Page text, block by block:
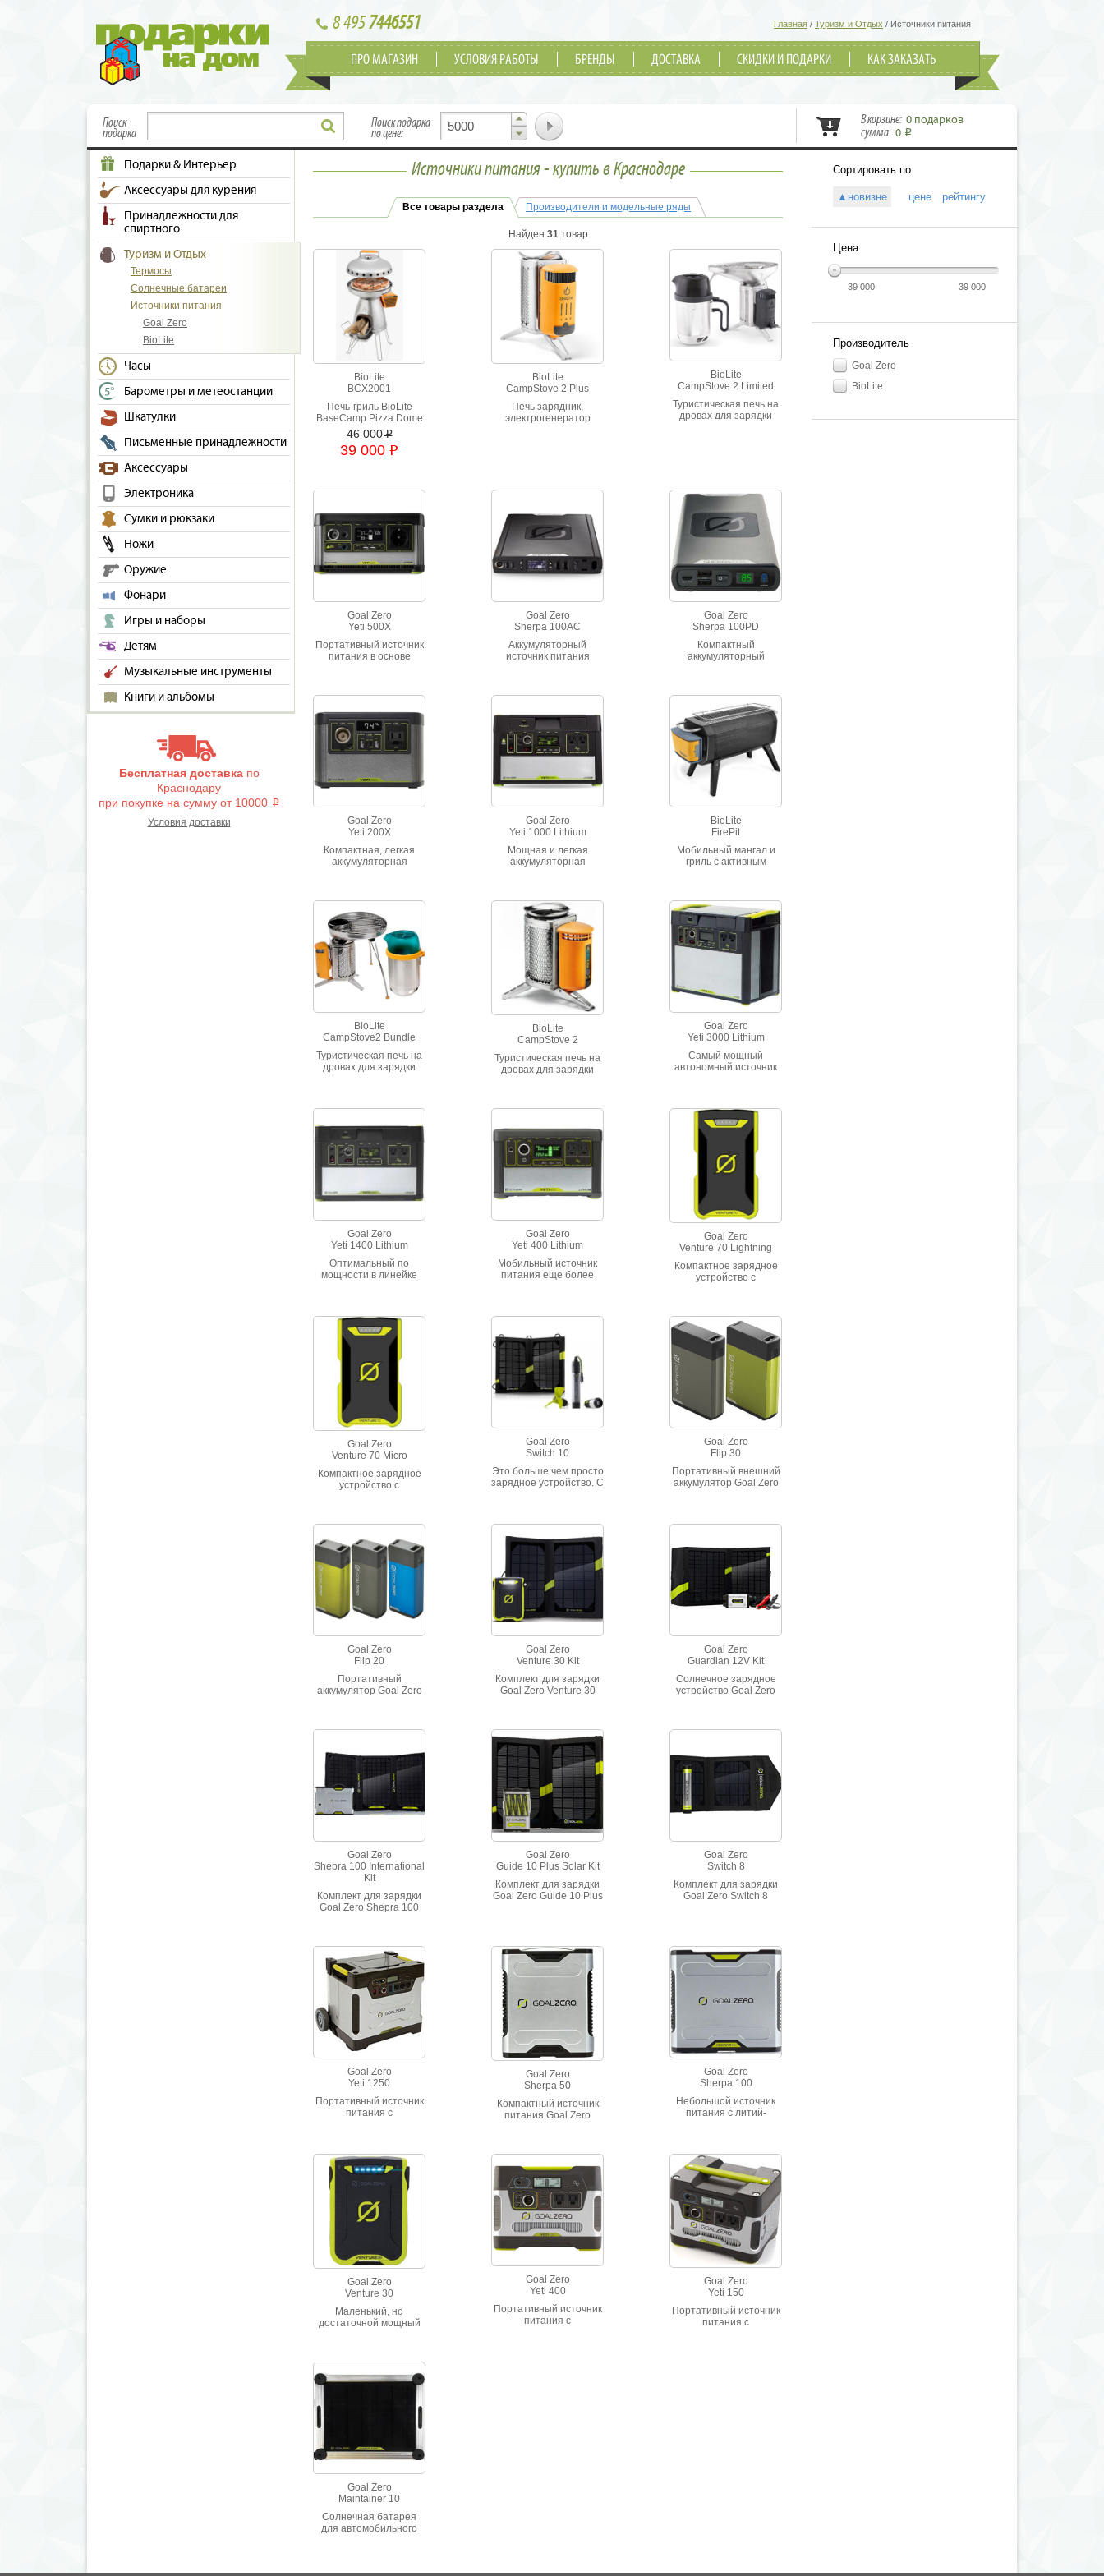
8 4957446551 Главная / Туризм и Отдых / Источники питания
ПРО МАГАЗИН УСЛОВИЯ РАБОТЫ БРЕНДЫ ДОСТАВКА СКИДКИ И ПОДАРКИ КАК ЗАКАЗАТЬ
Поиск
подарка
Поиск подарка
по цене:
В корзине: 0 подарков
сумма: 0 i
Подарки & Интерьер
Аксессуары для курения
Принадлежности для
спиртного
Туризм и Отдых
Термосы
Солнечные батареи
Источники питания
Goal Zero
BioLite
Часы
Барометры и метеостанции
Шкатулки
Письменные принадлежности
Аксессуары
Электроника
Сумки и рюкзаки
Ножи
Оружие
Фонари
Игры и наборы
Детям
Музыкальные инструменты
Книги и альбомы
Бесплатная доставкапо
Краснодару
при покупке на сумму от 10000 i
Условия доставки
Источники питания - купить в Краснодаре
Все товары раздела Производители и модельные ряды
Найден 31товар
BioLite
BCX2001
Печь-гриль BioLite
BaseCamp Pizza Dome
Bundle с
электрогенератором и
набором для
46 000i
39 000 i
BioLite
CampStove 2 Plus
Печь зарядник,
электрогенератор
BioLite
CampStove 2 Limited
Туристическая печь на
дровах для зарядки
Goal Zero
Yeti 500X
Портативный источник
питания в основе
Goal Zero
Sherpa 100AC
Аккумуляторный
источник питания
зарядкой Qi и OLED-
дисплеем
Goal Zero
Sherpa 100PD
Компактный
аккумуляторный
Быстрая зарядка USB
Type-C 60 Вт и
беспроводная Qi. Два
USB-порта 2,4А
Goal Zero
Yeti 200X
Компактная, легкая
аккумуляторная
Goal Zero
Yeti 1000 Lithium
Мощная и легкая
аккумуляторная
переменного тока на
1500 Вт. Сменный
аккумулятор.
BioLite
FirePit
Мобильный мангал и
гриль с активным
BioLite
CampStove2 Bundle
Туристическая печь на
дровах для зарядки
BioLite
CampStove 2
Туристическая печь на
дровах для зарядки
Goal Zero
Yeti 3000 Lithium
Самый мощный
автономный источник
аккумулятор способен
отдать до 280 Ач (3024
Вт) энергии.
Номинальная нагрузка
1500 Вт.
Кратковременная до
Goal Zero
Yeti 1400 Lithium
Оптимальный по
мощности в линейке
генератор не даст
насладиться тишиной в
отличии от GoalZero.
Запас энергии 1428 Втч
(132 Ач)
Goal Zero
Yeti 400 Lithium
Мобильный источник
питания еще более
характеристиками
литий-ионного
аккумулятора емкостью
почти 40 Ач (428 Втч).
Выход 220V
номинальная мощность
300 Вт,
Goal Zero
Venture 70 Lightning
Компактное зарядное
устройство с
планшетов,
навигаторов и других
небольших устройств.
Емкость аккумулятора:
17700 мАч
Goal Zero
Venture 70 Micro
Компактное зарядное
устройство с
навигаторов и других
небольших устройств.
Емкость аккумулятора:
17700 мАч
Goal Zero
Switch 10
Это больше чем просто
зарядное устройство. С
фотокамеры и другие
USB-устройства, но и
осветить свой путь в
темноте фонариком и
охладиться в жаркий
летний день, используя
вентилятор
Goal Zero
Flip 30
Портативный внешний
аккумулятор Goal Zero
питания с USB-портом.
Flip30 и одновременно
заряжать от него
другое устройство.
Goal Zero
Flip 20
Портативный
аккумулятор Goal Zero
Flip20 и одновременно
заряжать от него
другое устройство.
Goal Zero
Venture 30 Kit
Комплект для зарядки
Goal Zero Venture 30
Goal Zero
Guardian 12V Kit
Солнечное зарядное
устройство Goal Zero
Goal Zero
Shepra 100 International
Kit
Комплект для зарядки
Goal Zero Shepra 100
Goal Zero
Guide 10 Plus Solar Kit
Комплект для зарядки
Goal Zero Guide 10 Plus
Goal Zero
Switch 8
Комплект для зарядки
Goal Zero Switch 8
Goal Zero
Yeti 1250
Портативный источник
питания с
выход 12V. 1200W в
режиме длительной
нагрузки и 1500W – при
короткой пиковой
нагрузке.
Goal Zero
Sherpa 50
Компактный источник
питания Goal Zero
прикуривателя или от
солнечной панели.
Емкость 5200 mAh.
Goal Zero
Sherpa 100
Небольшой источник
питания с литий-
разьем для питания
ноутбука
Goal Zero
Venture 30
Маленький, но
достаточной мощный
2,4Aч. Защищен от
внешнийх воздействий
Goal Zero
Yeti 400
Портативный источник
питания с
Goal Zero
Yeti 150
Портативный источник
питания с
Goal Zero
Maintainer 10
Солнечная батарея
для автомобильного
Сортировать по
▲новизне цене рейтингу
Цена
39 000 39 000
Производитель
Goal Zero
BioLite